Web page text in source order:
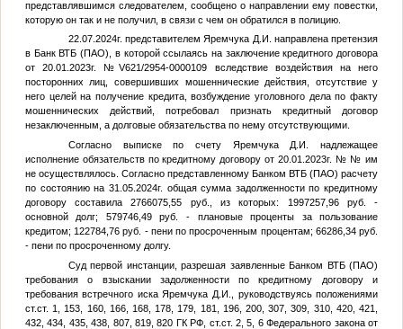
представлявшимся следователем, сообщено о направлении ему повестки,
которую он так и не получил, в связи с чем он обратился в полицию.
22.07.2024г. представителем Яремчука Д.И. направлена претензия
в Банк ВТБ (ПАО), в которой ссылаясь на заключение кредитного договора
от 20.01.2023г. №V621/2954-0000109 вследствие воздействия на него
посторонних лиц, совершивших мошеннические действия, отсутствие у
него целей на получение кредита, возбуждение уголовного дела по факту
мошеннических действий, потребовал признать кредитный договор
незаключенным, а долговые обязательства по нему отсутствующими.
Согласно выписке по счету Яремчука Д.И. надлежащее
исполнение обязательств по кредитному договору от 20.01.2023г. № № им
не осуществлялось. Согласно представленному Банком ВТБ (ПАО) расчету
по состоянию на 31.05.2024г. общая сумма задолженности по кредитному
договору составила 2766075,55 руб., из которых: 1997257,96 руб. -
основной долг; 579746,49 руб. - плановые проценты за пользование
кредитом; 122784,76 руб. - пени по просроченным процентам; 66286,34 руб.
- пени по просроченному долгу.
Суд первой инстанции, разрешая заявленные Банком ВТБ (ПАО)
требования о взыскании задолженности по кредитному договору и
требования встречного иска Яремчука Д.И., руководствуясь положениями
ст.ст. 1, 153, 160, 166, 168, 178, 179, 181, 196, 200, 307, 309, 310, 420, 421,
432, 434, 435, 438, 807, 819, 820 ГК РФ, ст.ст. 2, 5, 6 Федерального закона от